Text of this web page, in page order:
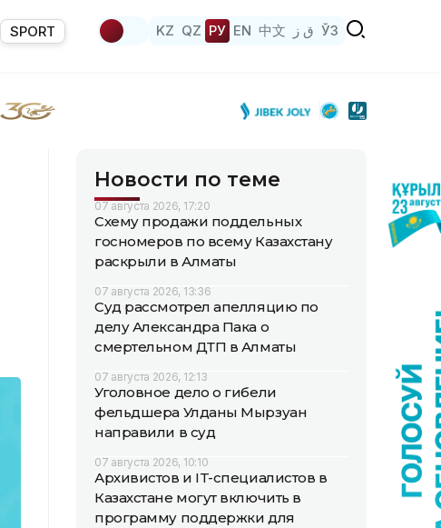
SPORT KZ QZ РУ EN 中文 ق ز ЎЗ
Новости по теме
07 августа 2026, 17:20
Схему продажи поддельных
госномеров по всему Казахстану
раскрыли в Алматы
07 августа 2026, 13:36
Суд рассмотрел апелляцию по
делу Александра Пака о
смертельном ДТП в Алматы
07 августа 2026, 12:13
Уголовное дело о гибели
фельдшера Улданы Мырзуан
направили в суд
07 августа 2026, 10:10
Архивистов и IT-специалистов в
Казахстане могут включить в
программу поддержки для